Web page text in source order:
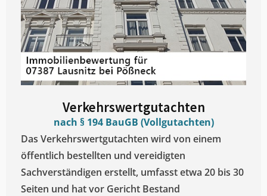
Verkehrswertgutachten
nach § 194 BauGB (Vollgutachten)
Das Verkehrswertgutachten wird von einem
öffentlich bestellten und vereidigten
Sachverständigen erstellt, umfasst etwa 20 bis 30
Seiten und hat vor Gericht Bestand